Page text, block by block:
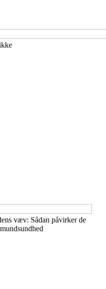
væv: Sådan påvirker de